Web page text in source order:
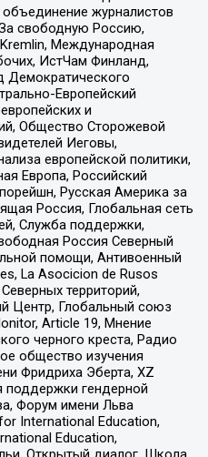
журналистов
свободную Россию,
Международная
ИстЧам Финланд,
Демократического
Европейский
и
Общество Сторожевой
Иеговы,
европейской политики,
Европа, Российский
Русская Америка за
Россия, Глобальная сеть
Служба поддержки,
Россия Северный
помощи, Антивоенный
La Asocicion de Rusos
территорий,
Центр, Глобальный союз
Article 19, Мнение
черного креста, Радио
общество изучения
Фридриха Эберта, XZ
поддержки гендерной
Форум имени Льва
International Education,
Education,